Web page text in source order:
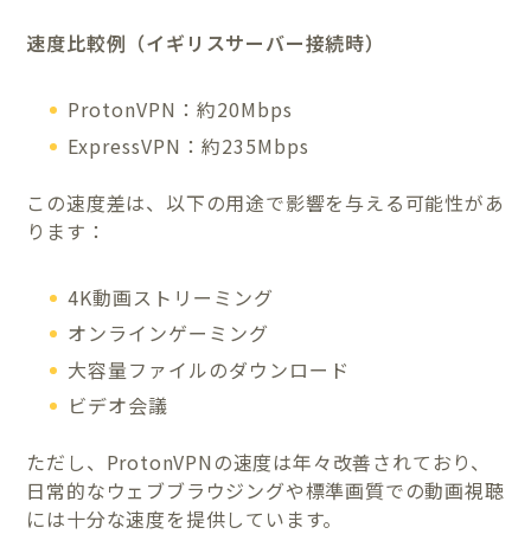
速度比較例（イギリスサーバー接続時）
ProtonVPN：約20Mbps
ExpressVPN：約235Mbps
この速度差は、以下の用途で影響を与える可能性があ
ります：
4K動画ストリーミング
オンラインゲーミング
大容量ファイルのダウンロード
ビデオ会議
ただし、ProtonVPNの速度は年々改善されており、
日常的なウェブブラウジングや標準画質での動画視聴
には十分な速度を提供しています。